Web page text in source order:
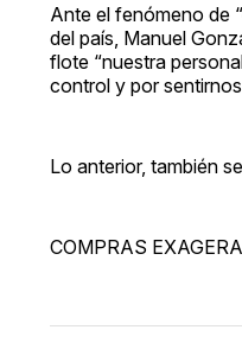
Ante el fenómeno de
del país, Manuel
flote “nuestra
control y por
Lo anterior, también
COMPRAS